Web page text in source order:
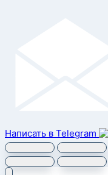
Написать в Telegram